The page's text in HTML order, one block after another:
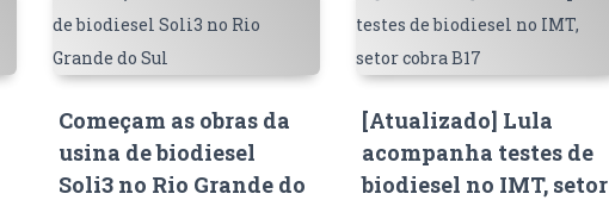
Começam as obras da
usina de biodiesel
Soli3 no Rio Grande do
[Atualizado] Lula
acompanha testes de
biodiesel no IMT, setor